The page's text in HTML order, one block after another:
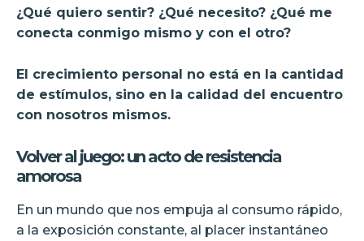
¿Qué quiero sentir? ¿Qué necesito? ¿Qué me
conecta conmigo mismo y con el otro?
El crecimiento personal no está en la cantidad
de estímulos, sino en la calidad del encuentro
con nosotros mismos.
Volver al juego: un acto de resistencia
amorosa
En un mundo que nos empuja al consumo rápido,
a la exposición constante, al placer instantáneo